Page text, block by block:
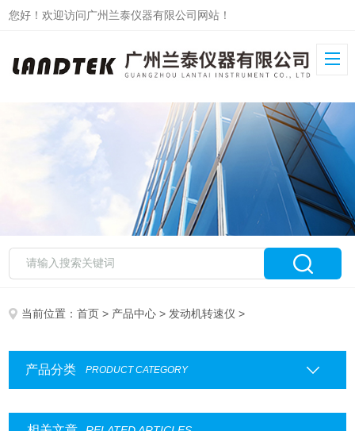
您好！欢迎访问广州兰泰仪器有限公司网站！
当前位置：首页 > 产品中心 > 发动机转速仪 >
产品分类 PRODUCT CATEGORY